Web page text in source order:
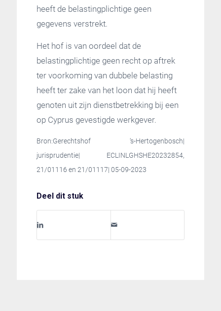
heeft de belastingplichtige geen
gegevens verstrekt.
Het hof is van oordeel dat de
belastingplichtige geen recht op aftrek
ter voorkoming van dubbele belasting
heeft ter zake van het loon dat hij heeft
genoten uit zijn dienstbetrekking bij een
op Cyprus gevestigde werkgever.
Bron:Gerechtshof ‘s-Hertogenbosch|
jurisprudentie| ECLINLGHSHE20232854,
21/01116 en 21/01117| 05-09-2023
Deel dit stuk